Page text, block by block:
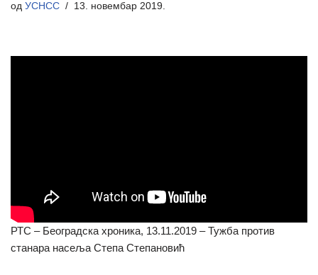
од УСНСС 13. новембар 2019.
РТС – Београдска хроника, 13.11.2019 – Тужба против
станара насеља Степа Степановић